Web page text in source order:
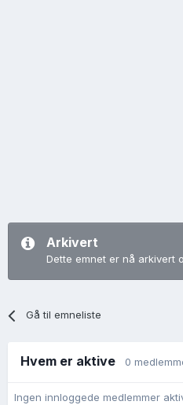
Arkivert
Dette emnet er nå arkivert
Gå til emneliste
Hvem er aktive 0
Ingen innloggede medlemmer